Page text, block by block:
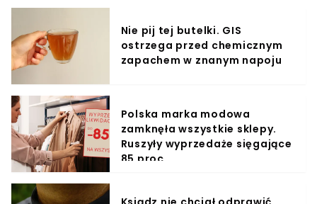
Nie pij tej butelki. GIS
ostrzega przed chemicznym
zapachem w znanym napoju
Polska marka modowa
zamknęła wszystkie sklepy.
Ruszyły wyprzedaże sięgające
85 proc.